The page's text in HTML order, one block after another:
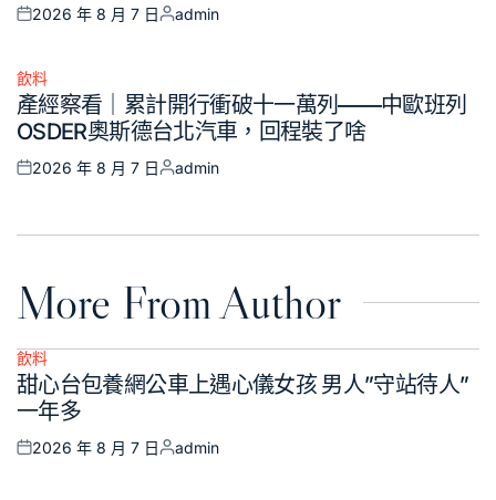
Posted
2026 年 8 月 7 日
Posted
admin
Posted
in
飲料
產經察看｜累計開行衝破十一萬列——中歐班列
OSDER奧斯德台北汽車，回程裝了啥
Posted
2026 年 8 月 7 日
Posted
admin
More From Author
Posted
in
飲料
甜心台包養網公車上遇心儀女孩 男人”守站待人”
一年多
Posted
2026 年 8 月 7 日
Posted
admin